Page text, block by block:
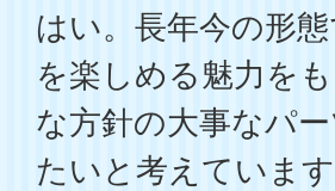
はい。長年今の形
を楽しめる魅力を
な方針の大事なパ
たいと考えています